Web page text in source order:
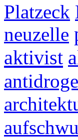
Platzeck
neuzelle
aktivist